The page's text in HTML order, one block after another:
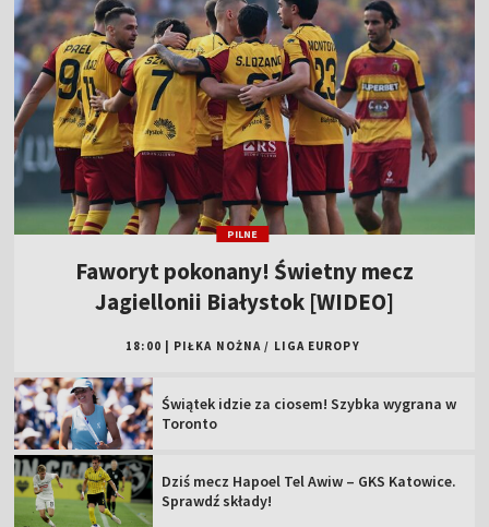
PILNE
Faworyt pokonany! Świetny mecz
Jagiellonii Białystok [WIDEO]
18:00 PIŁKA NOŻNA / LIGA EUROPY
Świątek idzie za ciosem! Szybka wygrana w
Toronto
Dziś mecz Hapoel Tel Awiw – GKS Katowice.
Sprawdź składy!